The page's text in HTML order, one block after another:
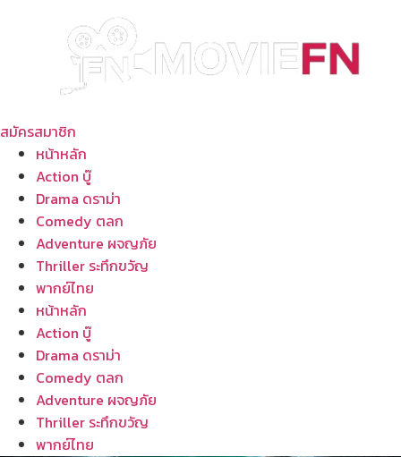
สมัครสมาชิก
หน้าหลัก
Action บู๊
Drama ดราม่า
Comedy ตลก
Adventure ผจญภัย
Thriller ระทึกขวัญ
พากย์ไทย
หน้าหลัก
Action บู๊
Drama ดราม่า
Comedy ตลก
Adventure ผจญภัย
Thriller ระทึกขวัญ
พากย์ไทย